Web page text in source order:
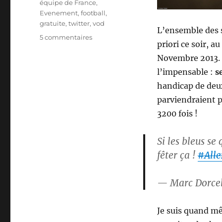
L’ensemble des
priori ce soir,
Novembre
l’impensable :
handicap de
parviendraient
3200 fois !
Si les bleus
fêter ça !
— Marc
Je suis quand
équipe de France,
Evenement,football,
gratuite,twitter,vod
5 commentairessur